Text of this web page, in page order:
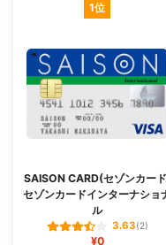
1位
SAISON CARD(セゾンカー
セゾンカードインターナショ
ル
3.63(2)
¥0